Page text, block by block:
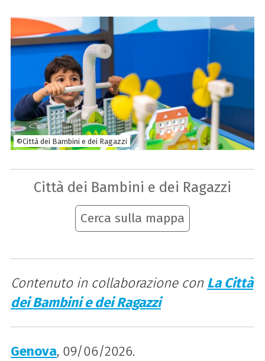
©Città dei Bambini e dei Ragazzi
Città dei Bambini e dei Ragazzi
Cerca sulla mappa
Contenuto in collaborazione con La Città
dei Bambini e dei Ragazzi
Genova, 09/06/2026.